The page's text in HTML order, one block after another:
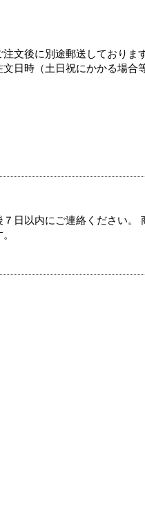
文後に別途郵送しております
日時（土日祝にかかる場合
日以内にご連絡ください。